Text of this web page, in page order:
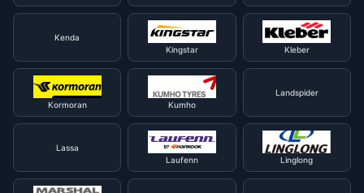
Kenda
Kingstar
Kleber
Kormoran Kumho
Landspider
Lassa
Laufenn
Linglong